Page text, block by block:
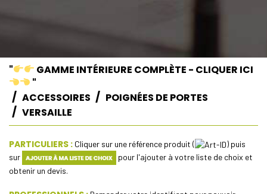
"
GAMME INTÉRIEURE COMPLÈTE - CLIQUER ICI
"
ACCESSOIRES
POIGNÉES DE PORTES
VERSAILLE
PARTICULIERS : Cliquer sur une référence produit (
) puis
sur
pour l'ajouter à votre liste de choix et
obtenir un devis.